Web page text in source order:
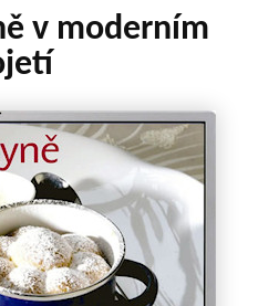
v moderním